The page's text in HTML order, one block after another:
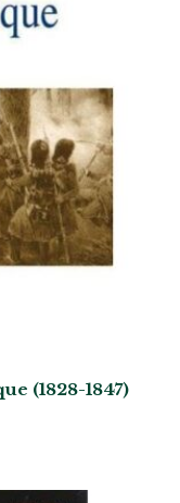
(1828-1847)